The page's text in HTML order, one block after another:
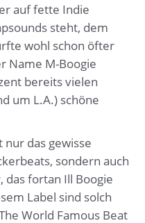
auf fette Indie
steht, dem
wohl schon öfter
Name M-Boogie
bereits vielen
um L.A.) schöne
das gewisse
sondern auch
das fortan Ill Boogie
Label sind solch
World Famous Beat